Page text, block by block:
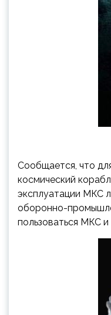
Сообщается, что
космический
эксплуатации МКС
оборонно-
пользоваться МКС